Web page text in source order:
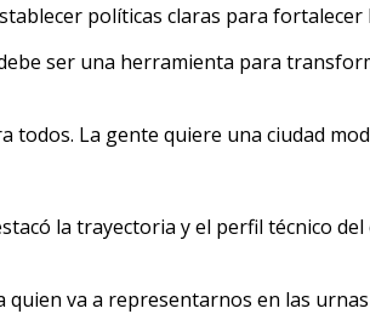
políticas claras para
ser una herramienta para
todos. La gente quiere una ciudad
la trayectoria y el perfil técnico
va a representarnos en las